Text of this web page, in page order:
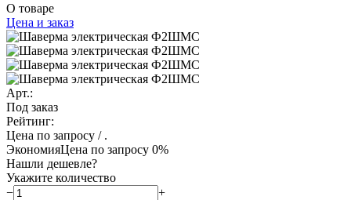
О товаре
Цена и заказ
Арт.:
Под заказ
Рейтинг:
Цена по запросу / .
ЭкономияЦена по запросу 0%
Нашли дешевле?
Укажите количество
−
+